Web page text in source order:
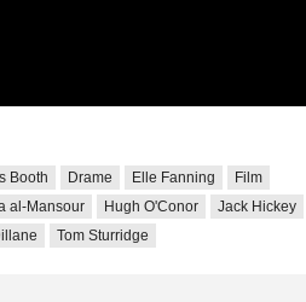
Booth Drame Elle Fanning
Film
al-Mansour Hugh O'Conor
Jack Hickey
Tom Sturridge